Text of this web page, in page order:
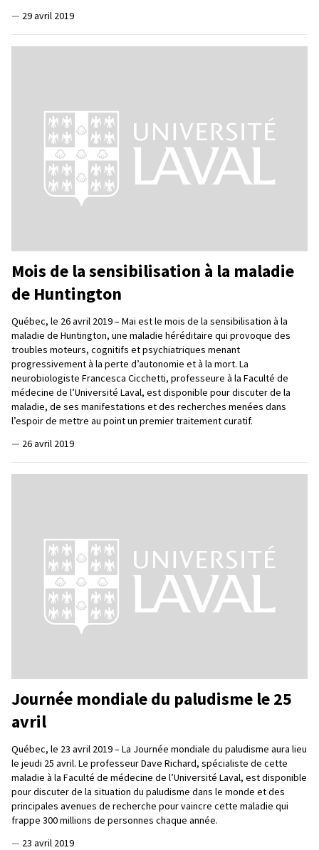
— 29 avril 2019
Mois de la sensibilisation à la maladie
de Huntington
Québec, le 26 avril 2019 – Mai est le mois de la sensibilisation à la
maladie de Huntington, une maladie héréditaire qui provoque des
troubles moteurs, cognitifs et psychiatriques menant
progressivement à la perte d’autonomie et à la mort. La
neurobiologiste Francesca Cicchetti, professeure à la Faculté de
médecine de l’Université Laval, est disponible pour discuter de la
maladie, de ses manifestations et des recherches menées dans
l’espoir de mettre au point un premier traitement curatif.
— 26 avril 2019
Journée mondiale du paludisme le 25
avril
Québec, le 23 avril 2019 – La Journée mondiale du paludisme aura lieu
le jeudi 25 avril. Le professeur Dave Richard, spécialiste de cette
maladie à la Faculté de médecine de l’Université Laval, est disponible
pour discuter de la situation du paludisme dans le monde et des
principales avenues de recherche pour vaincre cette maladie qui
frappe 300 millions de personnes chaque année.
— 23 avril 2019